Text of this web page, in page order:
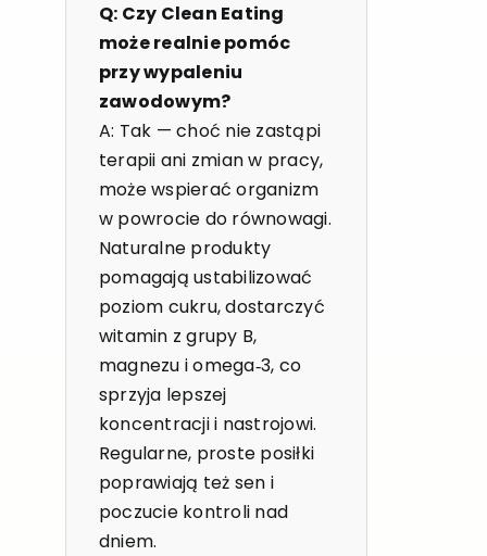
Q: Czy Clean Eating
może realnie pomóc
przy wypaleniu
zawodowym?
A: Tak — choć nie zastąpi
terapii ani zmian w pracy,
może wspierać organizm
w powrocie do równowagi.
Naturalne produkty
pomagają ustabilizować
poziom cukru, dostarczyć
witamin z grupy B,
magnezu i omega‑3, co
sprzyja lepszej
koncentracji i nastrojowi.
Regularne, proste posiłki
poprawiają też sen i
poczucie kontroli nad
dniem.